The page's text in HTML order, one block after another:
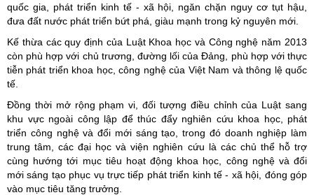
quốc gia, phát triển kinh tế - xã hội, ngăn chặn nguy cơ tụt hậu,
đưa đất nước phát triển bứt phá, giàu mạnh trong kỷ nguyên mới.
Kế thừa các quy định của Luật Khoa học và Công nghệ năm 2013
còn phù hợp với chủ trương, đường lối của Đảng, phù hợp với thực
tiễn phát triển khoa học, công nghệ của Việt Nam và thông lệ quốc
tế.
Đồng thời mở rộng phạm vi, đối tượng điều chỉnh của Luật sang
khu vực ngoài công lập để thúc đẩy nghiên cứu khoa học, phát
triển công nghệ và đổi mới sáng tạo, trong đó doanh nghiệp làm
trung tâm, các đại học và viện nghiên cứu là các chủ thể hỗ trợ
cùng hướng tới mục tiêu hoạt động khoa học, công nghệ và đổi
mới sáng tạo phục vụ trực tiếp phát triển kinh tế - xã hội, đóng góp
vào mục tiêu tăng trưởng.